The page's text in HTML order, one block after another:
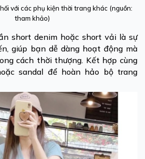
với các phụ kiện thời trang khác (nguồn:
tham khảo)
short denim hoặc short vải là sự
giúp bạn dễ dàng hoạt động mà
cách thời thượng. Kết hợp cùng
sandal để hoàn hảo bộ trang